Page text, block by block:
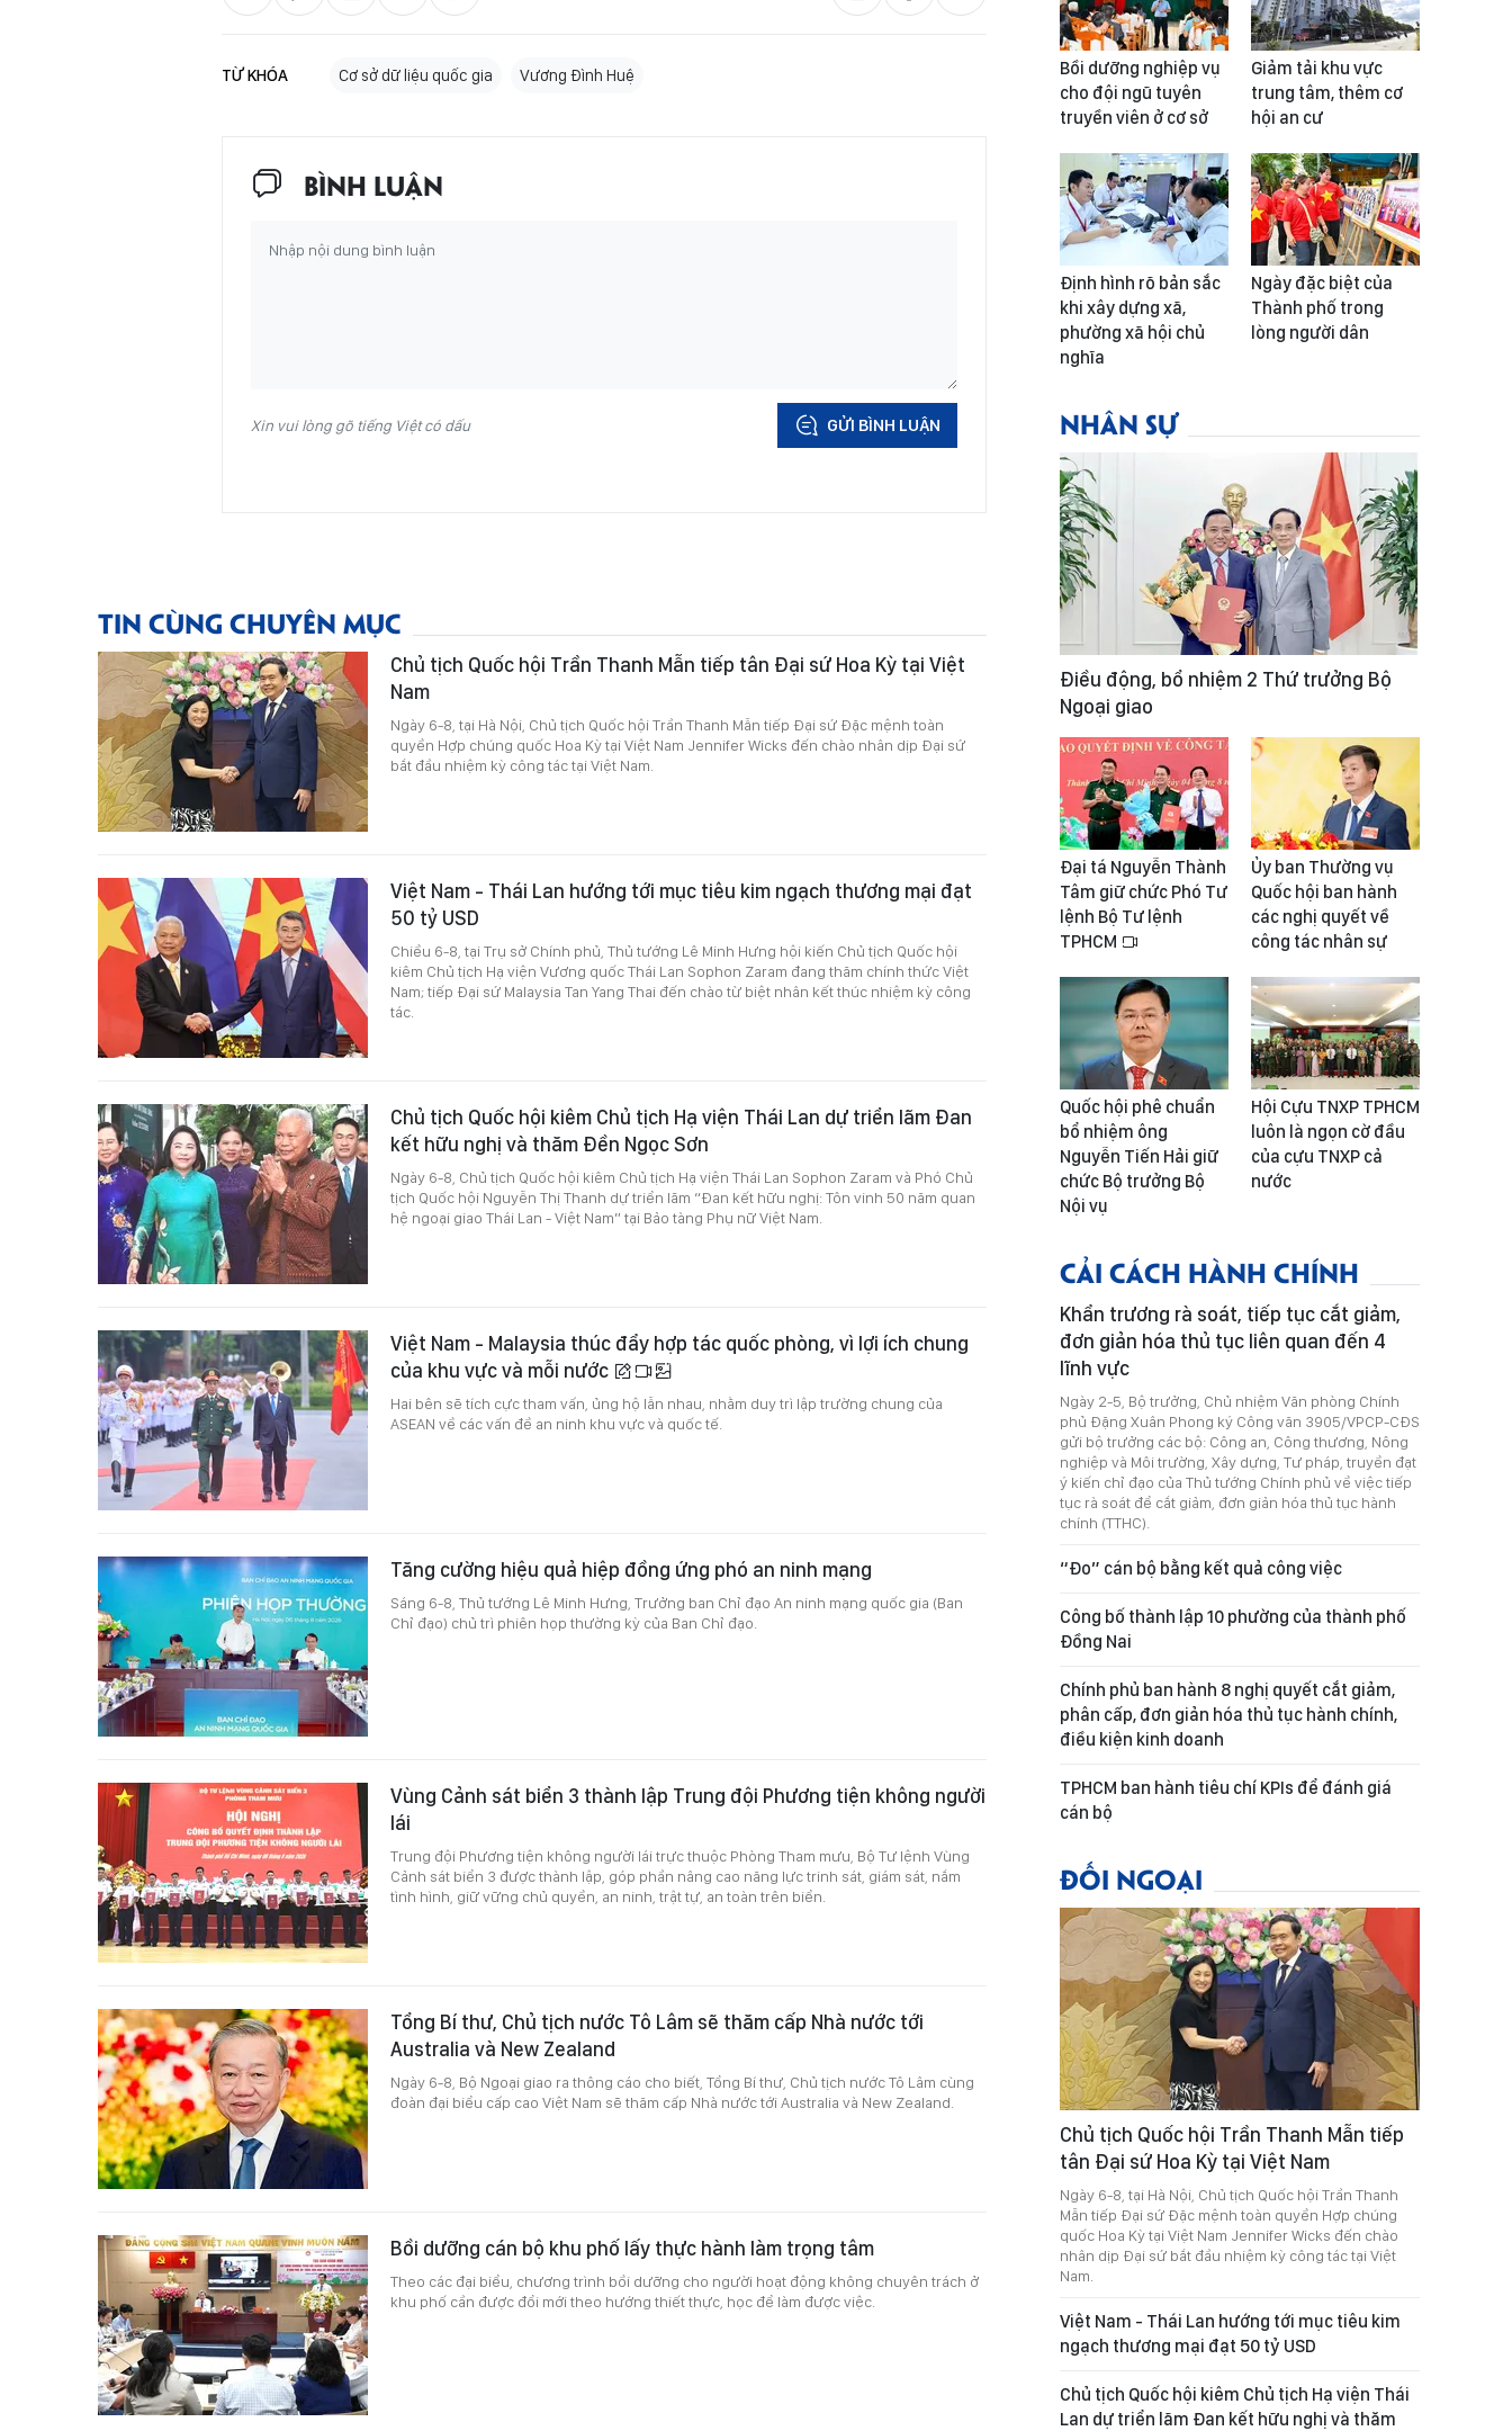
TỪ KHÓA Cơ sở dữ liệu quốc gia Vương Đình Huệ
BÌNH LUẬN
Xin vui lòng gõ tiếng Việt có dấu GỬI BÌNH LUẬN
TIN CÙNG CHUYÊN MỤC
Chủ tịch Quốc hội Trần Thanh Mẫn tiếp tân Đại sứ Hoa Kỳ tại Việt
Nam
Ngày 6-8, tại Hà Nội, Chủ tịch Quốc hội Trần Thanh Mẫn tiếp Đại sứ Đặc mệnh toàn
quyền Hợp chúng quốc Hoa Kỳ tại Việt Nam Jennifer Wicks đến chào nhân dịp Đại sứ
bắt đầu nhiệm kỳ công tác tại Việt Nam.
Việt Nam - Thái Lan hướng tới mục tiêu kim ngạch thương mại đạt
50 tỷ USD
Chiều 6-8, tại Trụ sở Chính phủ, Thủ tướng Lê Minh Hưng hội kiến Chủ tịch Quốc hội
kiêm Chủ tịch Hạ viện Vương quốc Thái Lan Sophon Zaram đang thăm chính thức Việt
Nam; tiếp Đại sứ Malaysia Tan Yang Thai đến chào từ biệt nhân kết thúc nhiệm kỳ công
tác.
Chủ tịch Quốc hội kiêm Chủ tịch Hạ viện Thái Lan dự triển lãm Đan
kết hữu nghị và thăm Đền Ngọc Sơn
Ngày 6-8, Chủ tịch Quốc hội kiêm Chủ tịch Hạ viện Thái Lan Sophon Zaram và Phó Chủ
tịch Quốc hội Nguyễn Thị Thanh dự triển lãm “Đan kết hữu nghị: Tôn vinh 50 năm quan
hệ ngoại giao Thái Lan - Việt Nam” tại Bảo tàng Phụ nữ Việt Nam.
Việt Nam - Malaysia thúc đẩy hợp tác quốc phòng, vì lợi ích chung
của khu vực và mỗi nước
Hai bên sẽ tích cực tham vấn, ủng hộ lẫn nhau, nhằm duy trì lập trường chung của
ASEAN về các vấn đề an ninh khu vực và quốc tế.
Tăng cường hiệu quả hiệp đồng ứng phó an ninh mạng
Sáng 6-8, Thủ tướng Lê Minh Hưng, Trưởng ban Chỉ đạo An ninh mạng quốc gia (Ban
Chỉ đạo) chủ trì phiên họp thường kỳ của Ban Chỉ đạo.
Vùng Cảnh sát biển 3 thành lập Trung đội Phương tiện không người
lái
Trung đội Phương tiện không người lái trực thuộc Phòng Tham mưu, Bộ Tư lệnh Vùng
Cảnh sát biển 3 được thành lập, góp phần nâng cao năng lực trinh sát, giám sát, nắm
tình hình, giữ vững chủ quyền, an ninh, trật tự, an toàn trên biển.
Tổng Bí thư, Chủ tịch nước Tô Lâm sẽ thăm cấp Nhà nước tới
Australia và New Zealand
Ngày 6-8, Bộ Ngoại giao ra thông cáo cho biết, Tổng Bí thư, Chủ tịch nước Tô Lâm cùng
đoàn đại biểu cấp cao Việt Nam sẽ thăm cấp Nhà nước tới Australia và New Zealand.
Bồi dưỡng cán bộ khu phố lấy thực hành làm trọng tâm
Theo các đại biểu, chương trình bồi dưỡng cho người hoạt động không chuyên trách ở
khu phố cần được đổi mới theo hướng thiết thực, học để làm được việc.
Bồi dưỡng nghiệp vụ
cho đội ngũ tuyên
truyền viên ở cơ sở
Giảm tải khu vực
trung tâm, thêm cơ
hội an cư
Định hình rõ bản sắc
khi xây dựng xã,
phường xã hội chủ
nghĩa
Ngày đặc biệt của
Thành phố trong
lòng người dân
NHÂN SỰ
Điều động, bổ nhiệm 2 Thứ trưởng Bộ
Ngoại giao
Đại tá Nguyễn Thành
Tâm giữ chức Phó Tư
lệnh Bộ Tư lệnh
TPHCM
Ủy ban Thường vụ
Quốc hội ban hành
các nghị quyết về
công tác nhân sự
Quốc hội phê chuẩn
bổ nhiệm ông
Nguyễn Tiến Hải giữ
chức Bộ trưởng Bộ
Nội vụ
Hội Cựu TNXP TPHCM
luôn là ngọn cờ đầu
của cựu TNXP cả
nước
CẢI CÁCH HÀNH CHÍNH
Khẩn trương rà soát, tiếp tục cắt giảm,
đơn giản hóa thủ tục liên quan đến 4
lĩnh vực
Ngày 2-5, Bộ trưởng, Chủ nhiệm Văn phòng Chính
phủ Đặng Xuân Phong ký Công văn 3905/VPCP-CĐS
gửi bộ trưởng các bộ: Công an, Công thương, Nông
nghiệp và Môi trường, Xây dựng, Tư pháp, truyền đạt
ý kiến chỉ đạo của Thủ tướng Chính phủ về việc tiếp
tục rà soát để cắt giảm, đơn giản hóa thủ tục hành
chính (TTHC).
“Đo” cán bộ bằng kết quả công việc
Công bố thành lập 10 phường của thành phố
Đồng Nai
Chính phủ ban hành 8 nghị quyết cắt giảm,
phân cấp, đơn giản hóa thủ tục hành chính,
điều kiện kinh doanh
TPHCM ban hành tiêu chí KPIs để đánh giá
cán bộ
ĐỐI NGOẠI
Chủ tịch Quốc hội Trần Thanh Mẫn tiếp
tân Đại sứ Hoa Kỳ tại Việt Nam
Ngày 6-8, tại Hà Nội, Chủ tịch Quốc hội Trần Thanh
Mẫn tiếp Đại sứ Đặc mệnh toàn quyền Hợp chúng
quốc Hoa Kỳ tại Việt Nam Jennifer Wicks đến chào
nhân dịp Đại sứ bắt đầu nhiệm kỳ công tác tại Việt
Nam.
Việt Nam - Thái Lan hướng tới mục tiêu kim
ngạch thương mại đạt 50 tỷ USD
Chủ tịch Quốc hội kiêm Chủ tịch Hạ viện Thái
Lan dự triển lãm Đan kết hữu nghị và thăm